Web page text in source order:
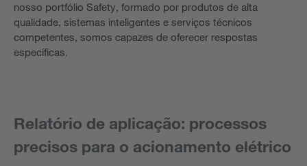
nosso portfólio Safety, formado por produtos de alta
qualidade, sistemas inteligentes e serviços técnicos
competentes, somos capazes de oferecer respostas
específicas.
Relatório de aplicação: processos
precisos para o acionamento elétrico